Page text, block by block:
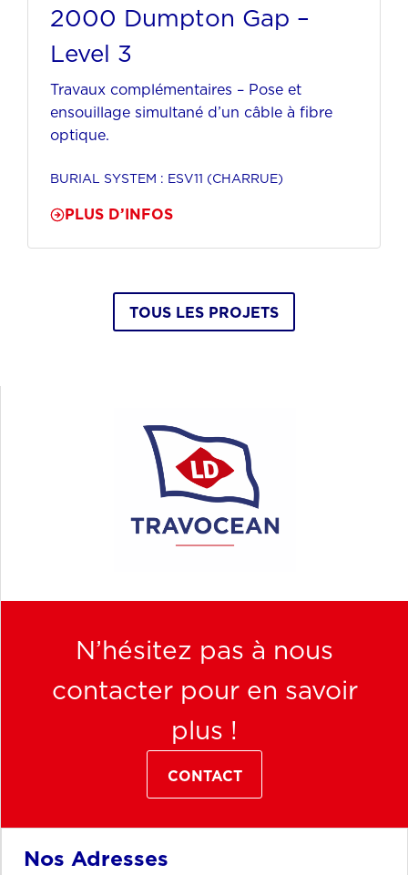
2000 Dumpton Gap –
Level 3
Travaux complémentaires – Pose et
ensouillage simultané d’un câble à fibre
optique.
BURIAL SYSTEM : ESV11 (CHARRUE)
PLUS D’INFOS
TOUS LES PROJETS
N’hésitez pas à nous
contacter pour en savoir
plus !
CONTACT
Nos Adresses